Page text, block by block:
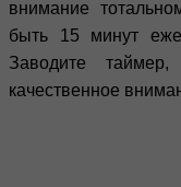
внимание
быть 15 минут
Заводите
качественное